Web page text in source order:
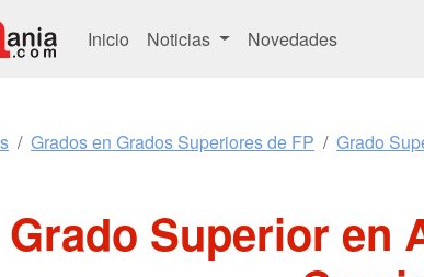
Inicio Noticias Novedades
Grados en Grados Superiores de FP Grado
Grado Superior en